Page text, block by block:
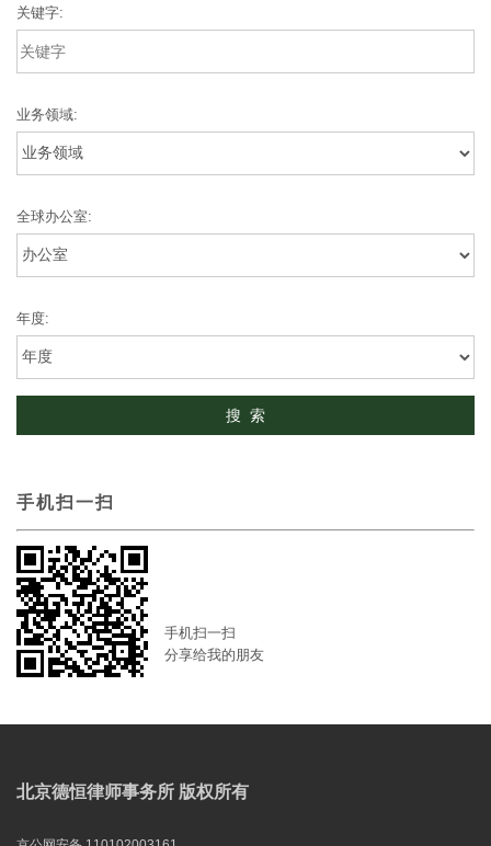
关键字:
业务领域:
全球办公室:
年度:
手机扫一扫
手机扫一扫
分享给我的朋友
北京德恒律师事务所 版权所有